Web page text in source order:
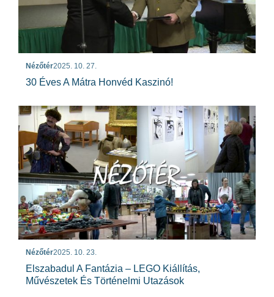
Nézőtér2025. 10. 27.
30 Éves A Mátra Honvéd Kaszinó!
Nézőtér2025. 10. 23.
Elszabadul A Fantázia – LEGO Kiállítás,
Művészetek És Történelmi Utazások